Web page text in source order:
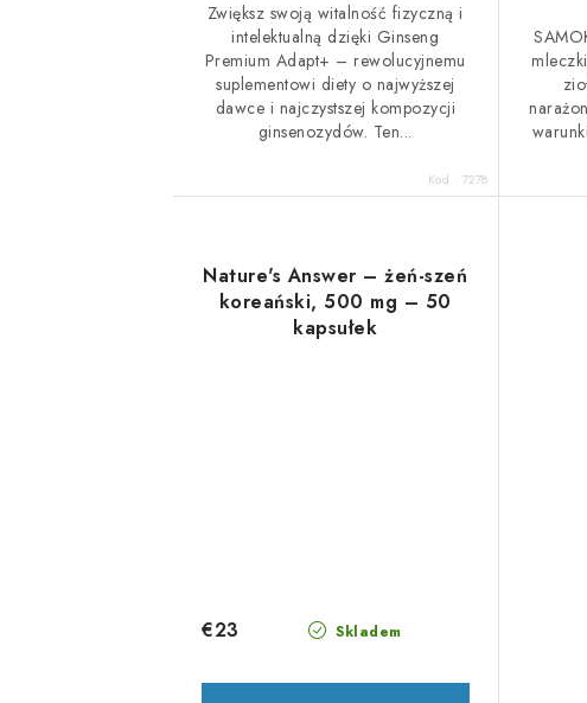
Zwiększ swoją witalność fizyczną i
intelektualną dzięki Ginseng
Premium Adapt+ – rewolucyjnemu
suplementowi diety o najwyższej
dawce i najczystszej kompozycji
ginsenozydów. Ten...
Kod : 7278
Nature's Answer – żeń-szeń
koreański, 500 mg – 50
kapsułek
Skladem
€23